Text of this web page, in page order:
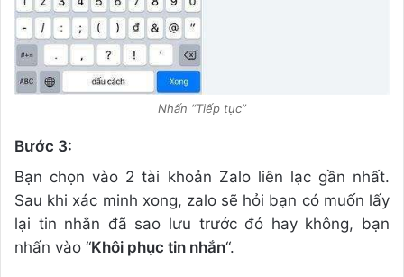
Nhấn “Tiếp tục”
Bước 3:
Bạn chọn vào 2 tài khoản Zalo liên lạc gần nhất.
Sau khi xác minh xong, zalo sẽ hỏi bạn có muốn lấy
lại tin nhắn đã sao lưu trước đó hay không, bạn
nhấn vào “Khôi phục tin nhắn“.